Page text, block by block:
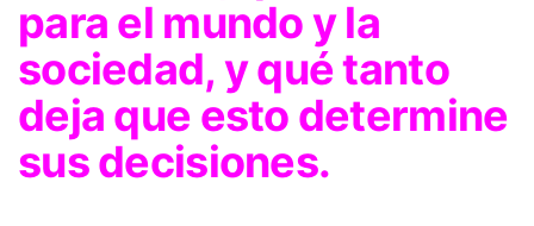
para el mundo y la
sociedad, y qué tanto
deja que esto determine
sus decisiones.